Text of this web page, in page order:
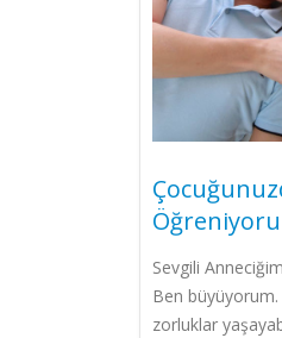
Sevgili
Ben büyüyorum.
zorluklar